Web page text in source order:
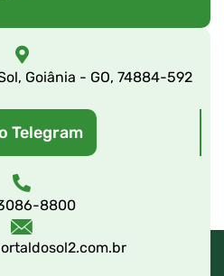
Goiânia - GO, 74884-592
Telegram
8800